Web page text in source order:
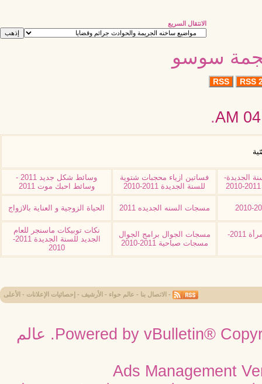
الانتقال السريع
سوسو
RSS RSS
.
الجديدة-
فساتين ازياء محجبات شتوية
للسنة الجديدة 2011-2010
وسائط شكل جديد 2011 -
وسائط احبك موت 2011
مسجات السنه الجديده 2011 الحياة الزوجية و العناية بالازواج
وظائف نسائية اعمال للمرأة 2011-
مسجات الجوال برامج الجوال
مسجات صباحية 2011-2010
نكات توبيكات ماسنجر للعام
الجديد للسنة الجديدة 2011-
2010
- الاتصال بنا - عالم حواء - الأرشيف - إحصائيات الإعلانات - الأعلى
Powered by vBulletin® عالم
Ads Management